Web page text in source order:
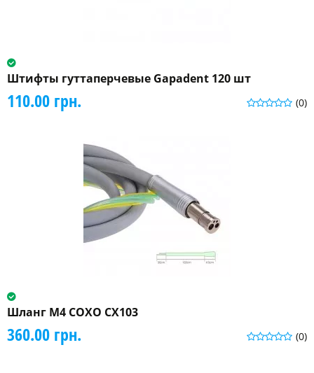
Штифты гуттаперчевые Gapadent 120 шт
(0)
110.00 грн.
Шланг М4 COXO CX103
(0)
360.00 грн.